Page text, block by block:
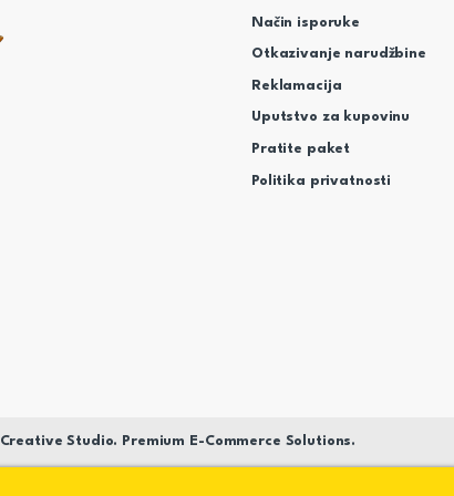
Način isporuke
Otkazivanje narudžbine
Reklamacija
Uputstvo za kupovinu
Pratite paket
Politika privatnosti
Creative Studio. Premium E-Commerce Solutions.